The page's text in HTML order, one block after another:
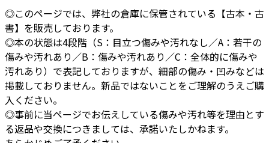
◎このページでは、弊社の倉庫に保管されている【古本・古
書】を販売しております。
◎本の状態は4段階（S：目立つ傷みや汚れなし／A：若干の
傷みや汚れあり／B：傷みや汚れあり／C：全体的に傷みや
汚れあり）で表記しておりますが、細部の傷み・凹みなどは
掲載しておりません。新品ではないことをご理解のうえご購
入ください。
◎事前に当ページでお伝えしている傷みや汚れ等を理由とす
る返品や交換につきましては、承諾いたしかねます。